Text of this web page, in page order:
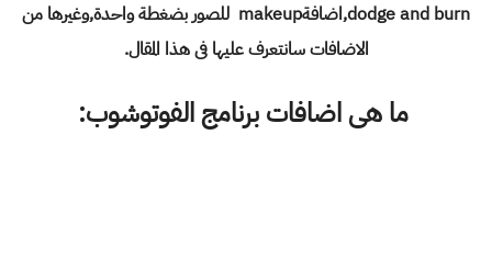
dodge and burn,اضافةmakeup للصور بضغطة واحدة,وغيرها من
الاضافات سانتعرف عليها فى هذا المقال.
ما هى اضافات برنامج الفوتوشوب: